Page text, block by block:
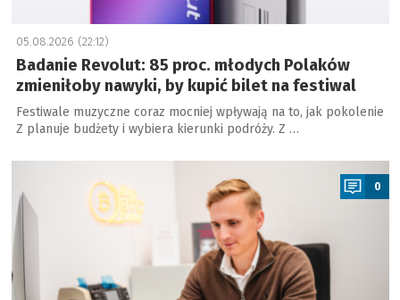
05.08.2026 (22:12)
Badanie Revolut: 85 proc. młodych Polaków
zmieniłoby nawyki, by kupić bilet na festiwal
Festiwale muzyczne coraz mocniej wpływają na to, jak pokolenie
Z planuje budżety i wybiera kierunki podróży. Z …
a
0